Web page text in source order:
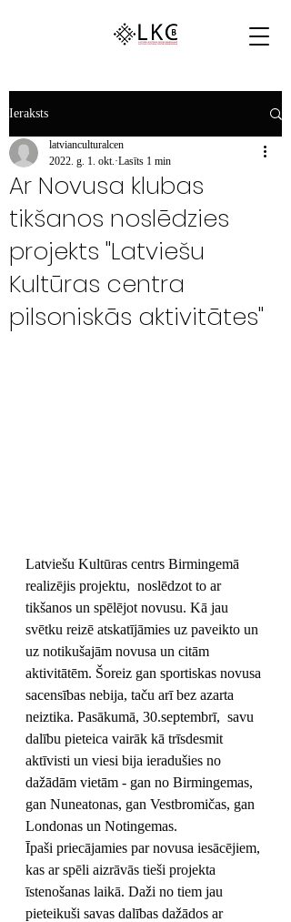
Ieraksts
Ar Novusa klubas
tikšanos noslēdzies
projekts "Latviešu
Kultūras centra
pilsoniskās aktivitātes"
latvianculturalcen
2022. g. 1. okt. Lasīts 1 min
Latviešu Kultūras centrs Birmingemā
realizējis projektu,  noslēdzot to ar
tikšanos un spēlējot novusu. Kā jau
svētku reizē atskatījāmies uz paveikto un
uz notikušajām novusa un citām
aktivitātēm. Šoreiz gan sportiskas novusa
sacensības nebija, taču arī bez azarta
neiztika. Pasākumā, 30.septembrī,  savu
dalību pieteica vairāk kā trīsdesmit
aktīvisti un viesi bija ieradušies no
dažādām vietām - gan no Birmingemas,
gan Nuneatonas, gan Vestbromičas, gan
Londonas un Notingemas.
Īpaši priecājamies par novusa iesācējiem,
kas ar spēli aizrāvās tieši projekta
īstenošanas laikā. Daži no tiem jau
pieteikuši savas dalības dažādos ar